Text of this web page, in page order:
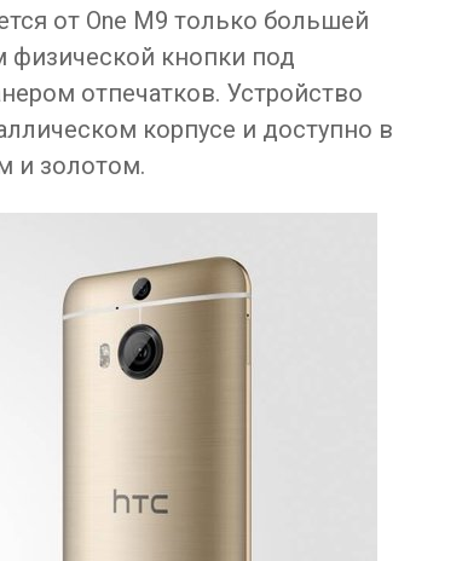
от One M9 только большей
физической кнопки под
отпечатков. Устройство
корпусе и доступно в
и золотом.